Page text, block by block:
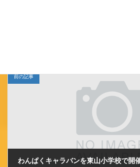
前の記事
わんぱくキャラバンを東山小学校で開